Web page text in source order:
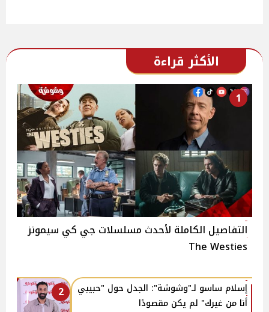
الأكثر قراءة
1
التفاصيل الكاملة لأحدث مسلسلات جي كي سيمونز
The Westies
2
إسلام ساسو لـ"وشوشة": الجدل حول "حبيبي
أنا من غيرك" لم يكن مقصودًا